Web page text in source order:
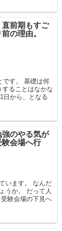
前期もすご
の理由。
です。 基礎は何
ることはなかな
日から、となる
強のやる気が
会場へ行
います。 なんだ
うか。 だって人
験会場の下見へ